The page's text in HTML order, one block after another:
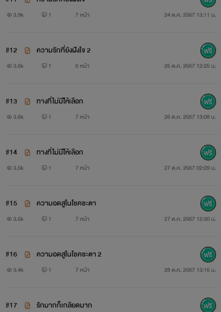
3.9k 1 7 หน้า 24 ต.ค. 2567 13:11 น.
#12 ความรักที่ยังฝังใจ 2
3.6k 1 6 หน้า 25 ต.ค. 2567 12:25 น.
#13 ทางที่ไม่มีใ้ห้เลือก
3.6k 1 7 หน้า 26 ต.ค. 2567 13:08 น.
#14 ทางที่ไม่มีใ้ห้เลือก
3.5k 1 7 หน้า 27 ต.ค. 2567 02:09 น.
#15 ความอดสูในโชคชะตา
3.5k 1 7 หน้า 27 ต.ค. 2567 12:30 น.
#16 ความอดสูในโชคชะตา 2
3.4k 1 7 หน้า 28 ต.ค. 2567 13:15 น.
#17 รักมากก็เกลียดมาก